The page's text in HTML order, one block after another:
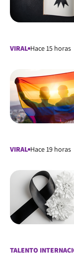
VIRAL Hace 15 horas
VIRAL Hace 19 horas
TALENTO